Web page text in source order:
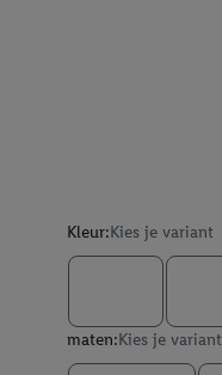
Kleur:Kies je variant
maten:Kies je variant